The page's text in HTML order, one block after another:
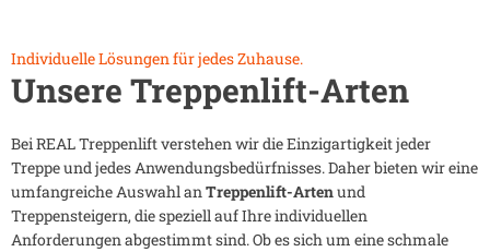
Individuelle Lösungen für jedes Zuhause.
Unsere Treppenlift-Arten
Bei REAL Treppenlift verstehen wir die Einzigartigkeit jeder
Treppe und jedes Anwendungsbedürfnisses. Daher bieten wir eine
umfangreiche Auswahl anTreppenlift-Artenund
Treppensteigern, die speziell auf Ihre individuellen
Anforderungen abgestimmt sind. Ob es sich um eine schmale